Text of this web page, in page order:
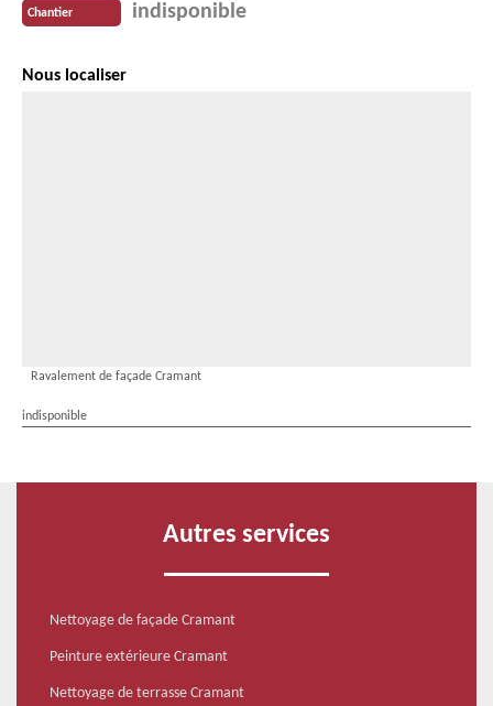
Chantier indisponible
Nous localiser
Ravalement de façade Cramant
indisponible
Autres services
Nettoyage de façade Cramant
Peinture extérieure Cramant
Nettoyage de terrasse Cramant